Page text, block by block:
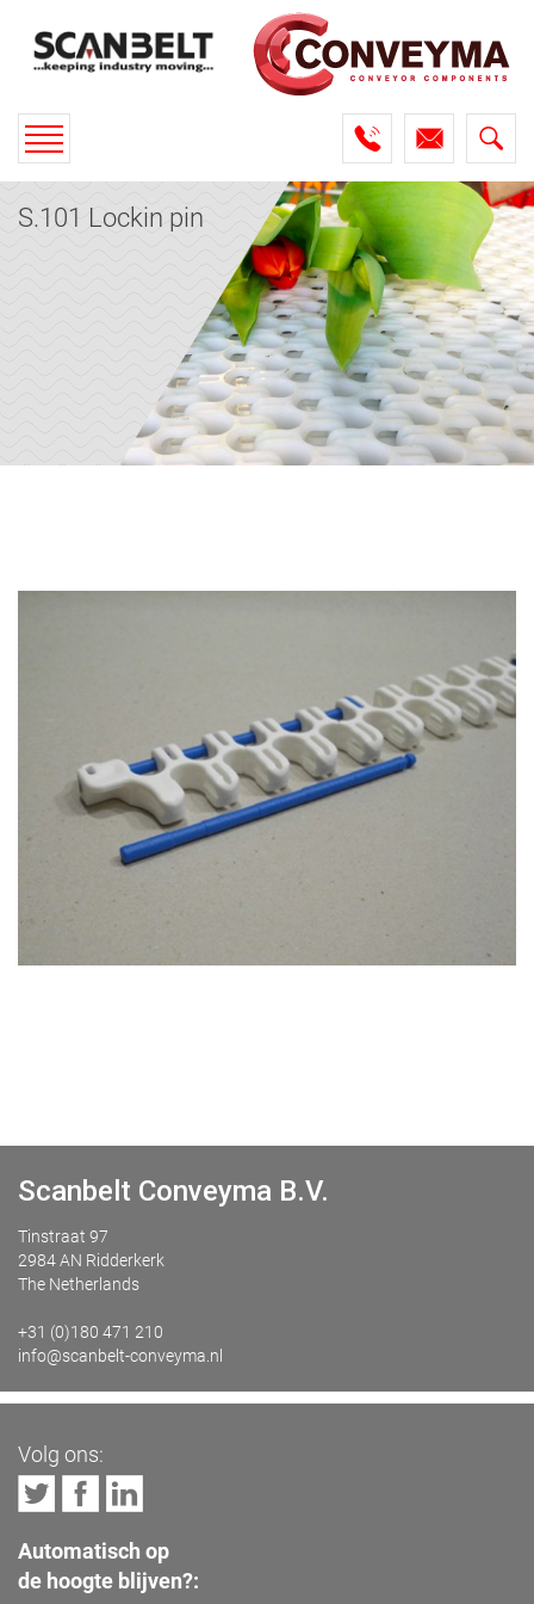
Toggle
navigation
S.101 Lockin pin
Scanbelt Conveyma B.V.
Tinstraat 97
2984 AN Ridderkerk
The Netherlands
+31 (0)180 471 210
info@scanbelt-conveyma.nl
Volg ons:
Automatisch op
de hoogte blijven?: